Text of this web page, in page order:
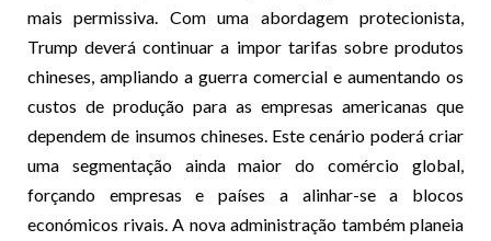
mais permissiva. Com uma abordagem protecionista,
Trump deverá continuar a impor tarifas sobre produtos
chineses, ampliando a guerra comercial e aumentando os
custos de produção para as empresas americanas que
dependem de insumos chineses. Este cenário poderá criar
uma segmentação ainda maior do comércio global,
forçando empresas e países a alinhar-se a blocos
económicos rivais. A nova administração também planeia